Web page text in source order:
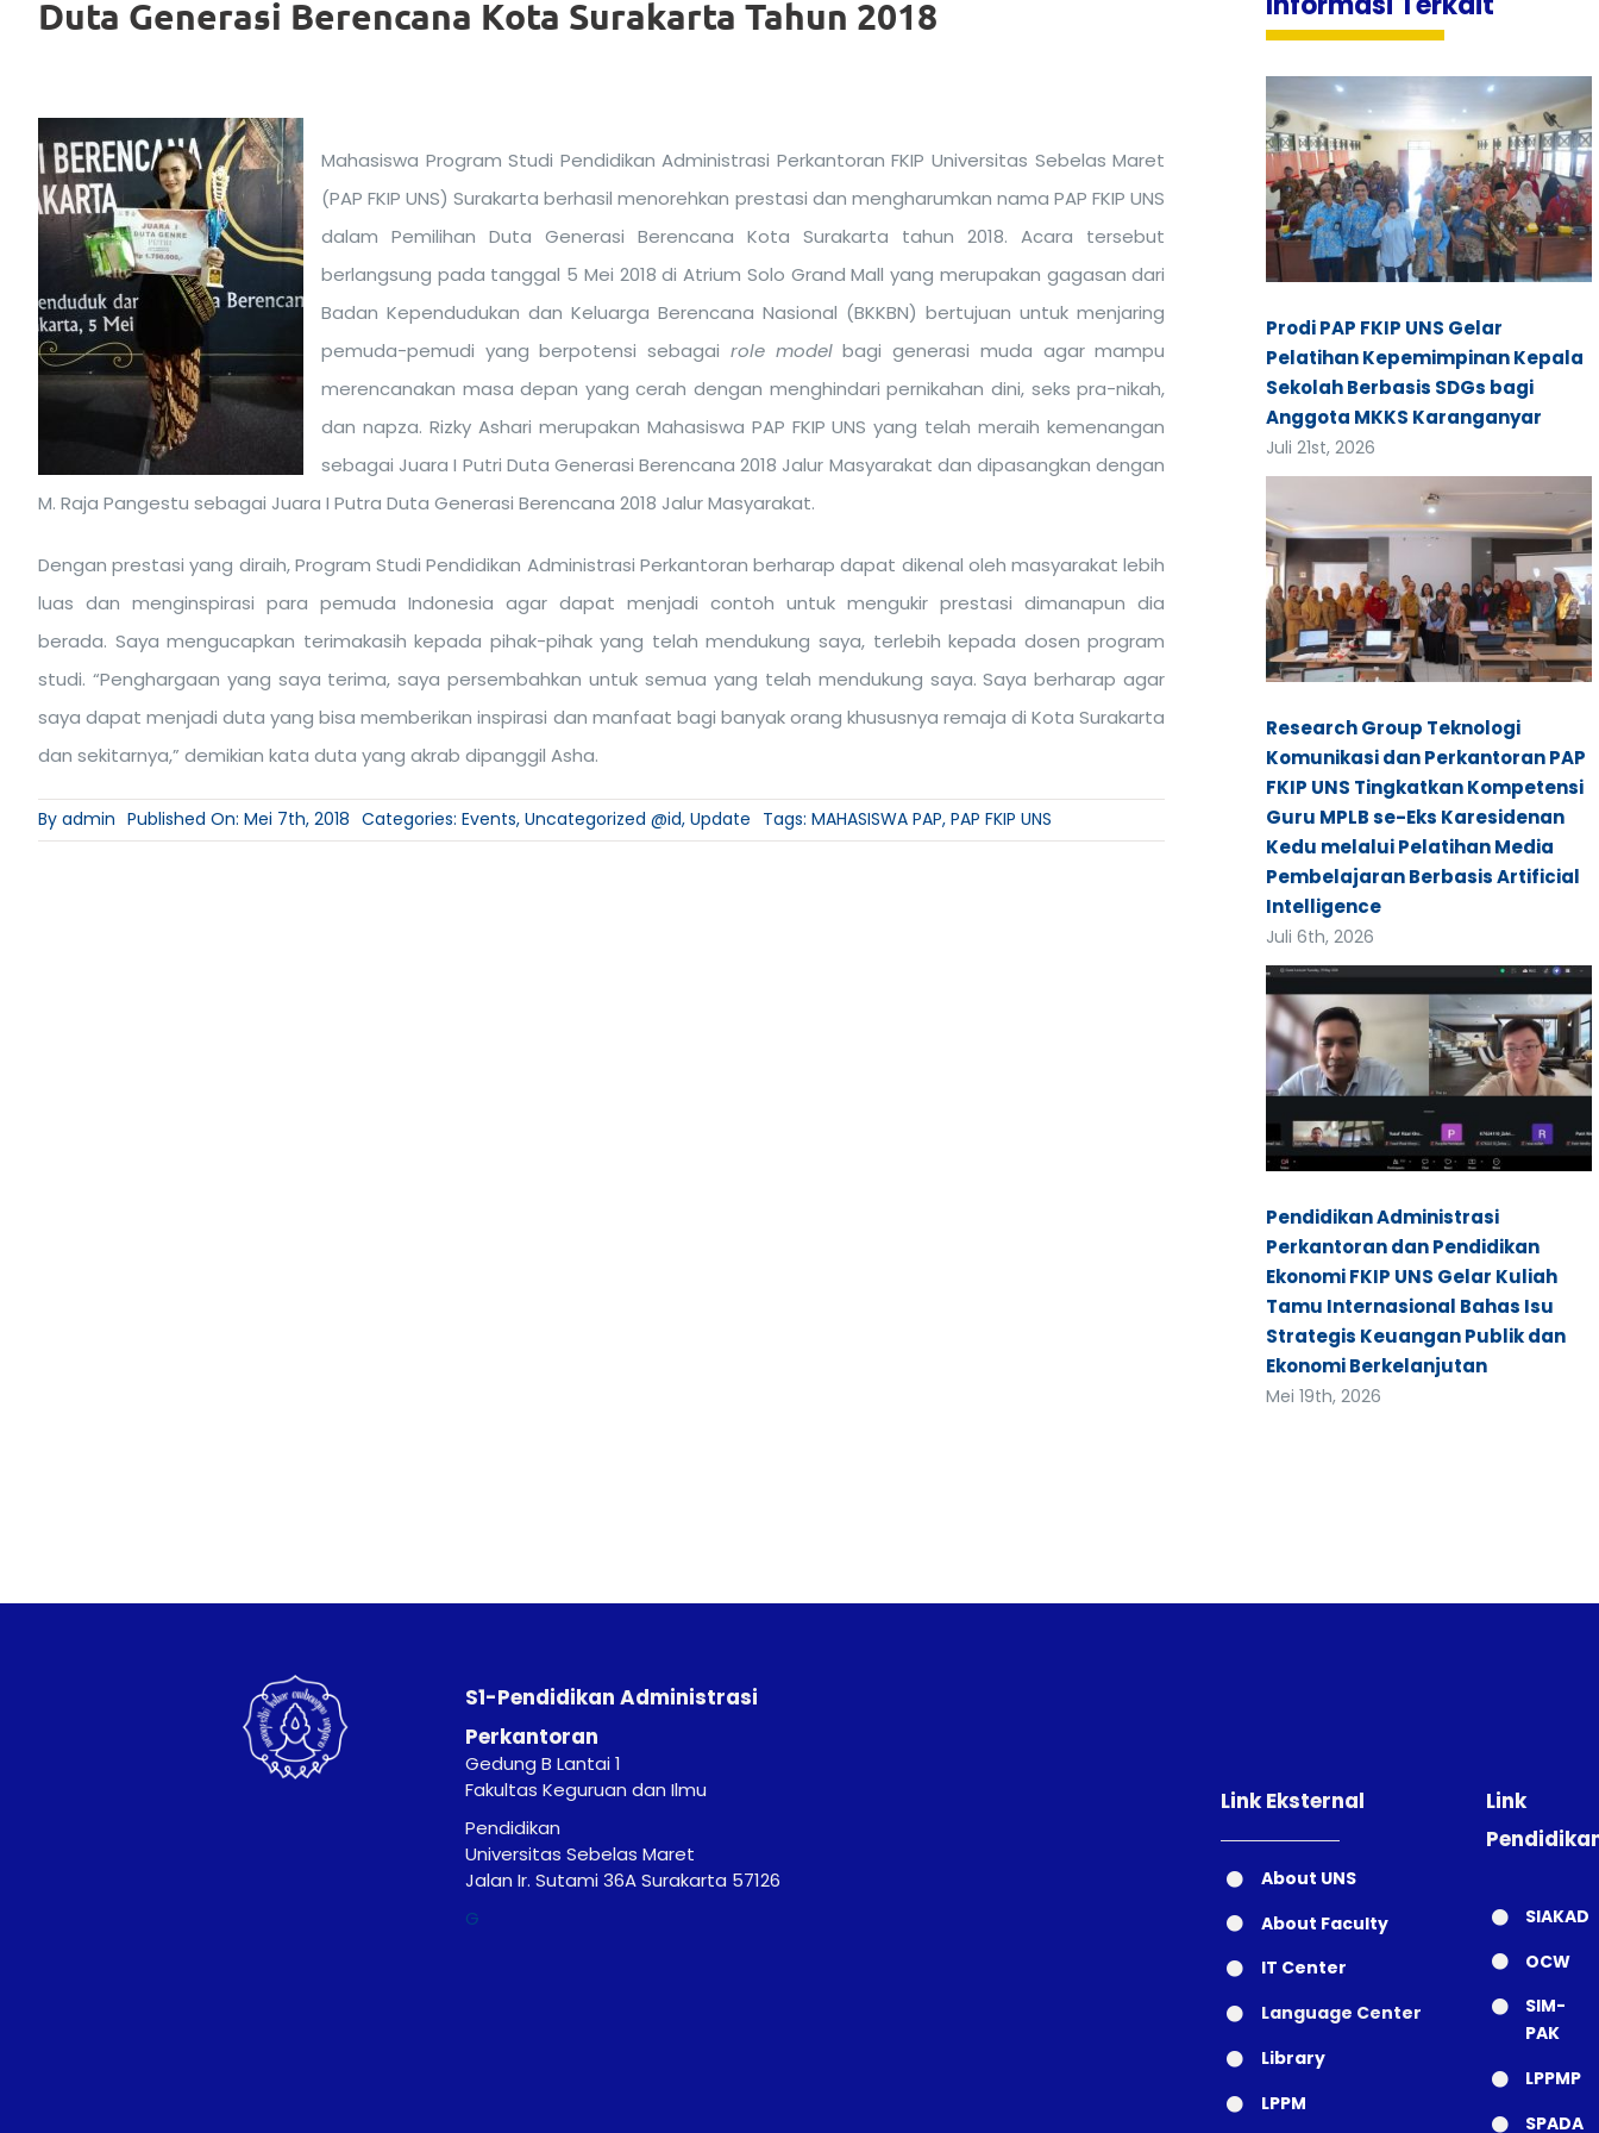
Duta Generasi Berencana Kota Surakarta Tahun 2018
Mahasiswa Program Studi Pendidikan Administrasi Perkantoran FKIP Universitas Sebelas Maret
(PAP FKIP UNS) Surakarta berhasil menorehkan prestasi dan mengharumkan nama PAP FKIP UNS
dalam Pemilihan Duta Generasi Berencana Kota Surakarta tahun 2018. Acara tersebut
berlangsung pada tanggal 5 Mei 2018 di Atrium Solo Grand Mall yang merupakan gagasan dari
Badan Kependudukan dan Keluarga Berencana Nasional (BKKBN) bertujuan untuk menjaring
pemuda-pemudi yang berpotensi sebagai role modelbagi generasi muda agar mampu
merencanakan masa depan yang cerah dengan menghindari pernikahan dini, seks pra-nikah,
dan napza. Rizky Ashari merupakan Mahasiswa PAP FKIP UNS yang telah meraih kemenangan
sebagai Juara I Putri Duta Generasi Berencana 2018 Jalur Masyarakat dan dipasangkan dengan
M. Raja Pangestu sebagai Juara I Putra Duta Generasi Berencana 2018 Jalur Masyarakat.
Dengan prestasi yang diraih, Program Studi Pendidikan Administrasi Perkantoran berharap dapat dikenal oleh masyarakat lebih
luas dan menginspirasi para pemuda Indonesia agar dapat menjadi contoh untuk mengukir prestasi dimanapun dia
berada. Saya mengucapkan terimakasih kepada pihak-pihak yang telah mendukung saya, terlebih kepada dosen program
studi. “Penghargaan yang saya terima, saya persembahkan untuk semua yang telah mendukung saya. Saya berharap agar
saya dapat menjadi duta yang bisa memberikan inspirasi dan manfaat bagi banyak orang khususnya remaja di Kota Surakarta
dan sekitarnya,” demikian kata duta yang akrab dipanggil Asha.
By admin Published On: Mei 7th, 2018 Categories: Events, Uncategorized @id, Update Tags: MAHASISWA PAP, PAP FKIP UNS
Prodi PAP FKIP UNS Gelar
Pelatihan Kepemimpinan Kepala
Sekolah Berbasis SDGs bagi
Anggota MKKS Karanganyar
Juli 21st, 2026
Research Group Teknologi
Komunikasi dan Perkantoran PAP
FKIP UNS Tingkatkan Kompetensi
Guru MPLB se-Eks Karesidenan
Kedu melalui Pelatihan Media
Pembelajaran Berbasis Artificial
Intelligence
Juli 6th, 2026
Pendidikan Administrasi
Perkantoran dan Pendidikan
Ekonomi FKIP UNS Gelar Kuliah
Tamu Internasional Bahas Isu
Strategis Keuangan Publik dan
Ekonomi Berkelanjutan
Mei 19th, 2026
S1-Pendidikan Administrasi
Perkantoran
Gedung B Lantai 1
Fakultas Keguruan dan Ilmu
Pendidikan
Universitas Sebelas Maret
Jalan Ir. Sutami 36A Surakarta 57126
G
Link Eksternal
About UNS
About Faculty
IT Center
Language Center
Library
LPPM
Link
SIAKAD
OCW
SIM-
PAK
LPPMP
SPADA